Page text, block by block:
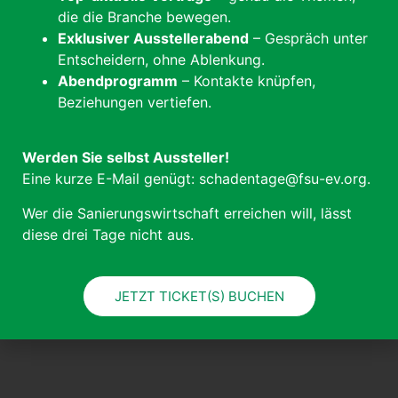
die die Branche bewegen.
Exklusiver Ausstellerabend – Gespräch unter
Entscheidern, ohne Ablenkung.
Abendprogramm – Kontakte knüpfen,
Beziehungen vertiefen.
Werden Sie selbst Aussteller!
Eine kurze E-Mail genügt: schadentage@fsu-ev.org.
Wer die Sanierungswirtschaft erreichen will, lässt
diese drei Tage nicht aus.
JETZT TICKET(S) BUCHEN